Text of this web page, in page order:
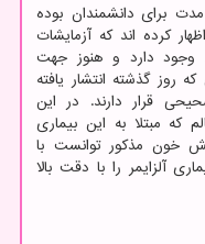
برای دانشمندان بوده
کرده اند که آزمایشات
وجود دارد و هنوز جهت
روز گذشته انتشار یافته
قرار دارند. در این
که مبتلا به این بیماری
خون مذکور توانست با
به بیماری آلزایمر را با دقت بالا